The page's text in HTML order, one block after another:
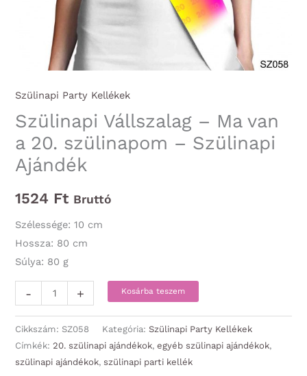
Szülinapi Party Kellékek
Szülinapi Vállszalag – Ma van
a 20. szülinapom – Szülinapi
Ajándék
1524 Ft Bruttó
Szélessége: 10 cm
Hossza: 80 cm
Súlya: 80 g
-
Szülinapi
Vállszalag
-
Ma
van
+ Kosárba teszem
Cikkszám: SZ058 Kategória:Szülinapi Party Kellékek
Címkék:20. szülinapi ajándékok,egyéb szülinapi ajándékok,
szülinapi ajándékok,szülinapi parti kellék